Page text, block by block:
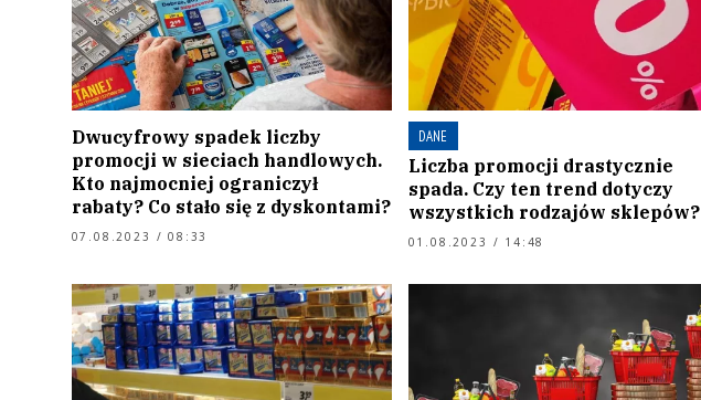
Dwucyfrowy spadek liczby
promocji w sieciach handlowych.
Kto najmocniej ograniczył
rabaty? Co stało się z dyskontami?
07.08.2023 / 08:33
DANE
Liczba promocji drastycznie
spada. Czy ten trend dotyczy
wszystkich rodzajów sklepów?
01.08.2023 / 14:48